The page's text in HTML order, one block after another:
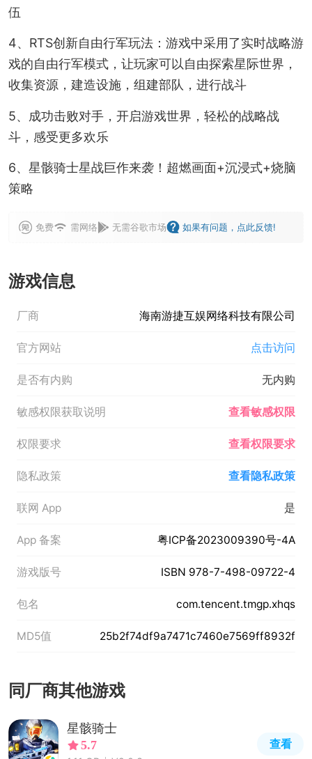
伍
4、RTS创新自由行军玩法：游戏中采用了实时战略游
戏的自由行军模式，让玩家可以自由探索星际世界，
收集资源，建造设施，组建部队，进行战斗
5、成功击败对手，开启游戏世界，轻松的战略战
斗，感受更多欢乐
6、星骸骑士星战巨作来袭！超燃画面+沉浸式+烧脑
策略
免费 需网络 无需谷歌市场 如果有问题，点此反馈!
游戏信息
厂商 海南游捷互娱网络科技有限公司
官方网站 点击访问
是否有内购 无内购
敏感权限获取说明 查看敏感权限
权限要求 查看权限要求
隐私政策 查看隐私政策
联网 App 是
App 备案 粤ICP备2023009390号-4A
游戏版号 ISBN 978-7-498-09722-4
包名 com.tencent.tmgp.xhqs
MD5值 25b2f74df9a7471c7460e7569ff8932f
同厂商其他游戏
星骸骑士
5.7 查看